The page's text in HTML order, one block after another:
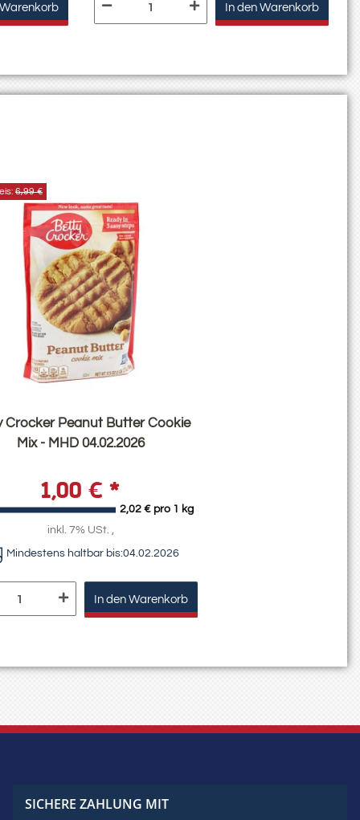
In den Warenkorb
Crocker Peanut Butter Cookie
Mix - MHD 04.02.2026
1,00 € *
2,02 € pro 1 kg
6,99 €
inkl. 7% USt. ,
Mindestens haltbar bis:04.02.2026
In den Warenkorb
SICHERE ZAHLUNG MIT